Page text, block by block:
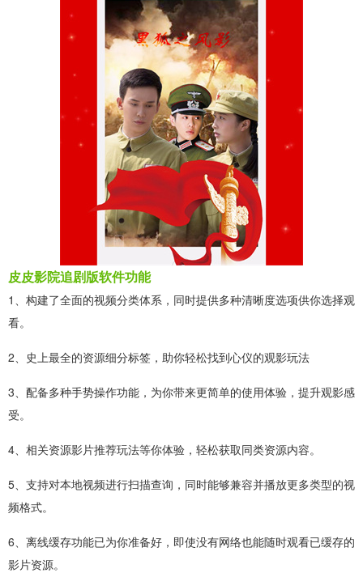
皮皮影院追剧版软件功能
1、构建了全面的视频分类体系，同时提供多种清晰度选项供你选择观
看。
2、史上最全的资源细分标签，助你轻松找到心仪的观影玩法
3、配备多种手势操作功能，为你带来更简单的使用体验，提升观影感
受。
4、相关资源影片推荐玩法等你体验，轻松获取同类资源内容。
5、支持对本地视频进行扫描查询，同时能够兼容并播放更多类型的视
频格式。
6、离线缓存功能已为你准备好，即使没有网络也能随时观看已缓存的
影片资源。